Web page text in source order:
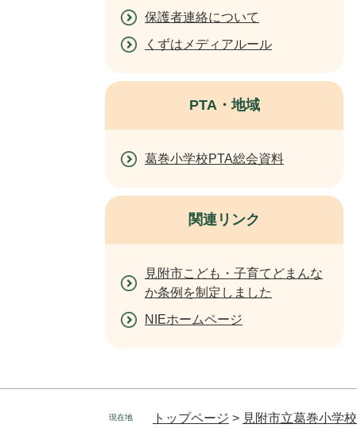
保護者連絡について
くずはメディアルール
PTA・地域
葛巻小学校PTA総会資料
関連リンク
見附市こども・子育てどまんな
か条例を制定しました
NIEホームページ
現在地 トップページ > 見附市立葛巻小学校